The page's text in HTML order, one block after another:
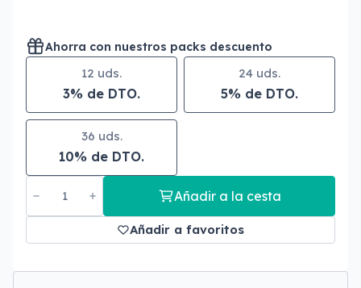
Ahorra con nuestros packs descuento
12 uds.
3% de DTO.
24 uds.
5% de DTO.
36 uds.
10% de DTO.
Añadir a la cesta
Añadir a favoritos